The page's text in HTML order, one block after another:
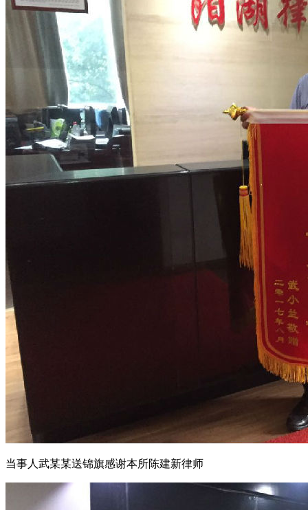
当事人武某某送锦旗感谢本所陈建新律师